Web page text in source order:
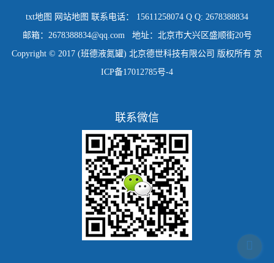
txt地图 网站地图 联系电话： 15611258074 Q Q: 2678388834
邮箱：2678388834@qq.com 地址：北京市大兴区盛顺街20号
Copyright © 2017 (班德液氮罐) 北京德世科技有限公司 版权所有 京
ICP备17012785号-4
联系微信